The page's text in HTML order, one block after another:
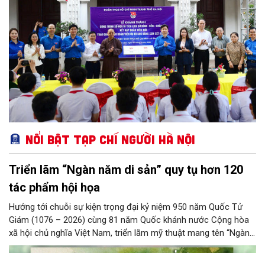
Nổi bật Tạp chí Người Hà Nội
Triển lãm “Ngàn năm di sản” quy tụ hơn 120
tác phẩm hội họa
Hướng tới chuỗi sự kiện trọng đại kỷ niệm 950 năm Quốc Tử
Giám (1076 – 2026) cùng 81 năm Quốc khánh nước Cộng hòa
xã hội chủ nghĩa Việt Nam, triển lãm mỹ thuật mang tên “Ngàn
năm di sản” sẽ chính thức khai mạc vào ngày 8/8 tại Nhà Thái